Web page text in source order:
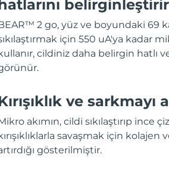
belirginleştirir
2 go, yüz ve boyundaki 69
için 550 uA'ya kadar
cildiniz daha belirgin hatlı
ve sarkmayı
akımın, cildi sıkılaştırıp ince
savaşmak için kolajen
gösterilmiştir.